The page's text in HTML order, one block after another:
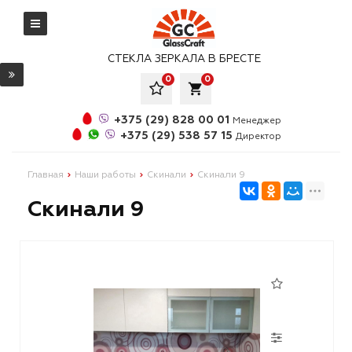
СТЕКЛА ЗЕРКАЛА В БРЕСТЕ
local_grocery_store
0
0
+375 (29) 828 00 01 Менеджер
+375 (29) 538 57 15 Директор
Главная Наши работы Скинали Скинали 9
Скинали 9